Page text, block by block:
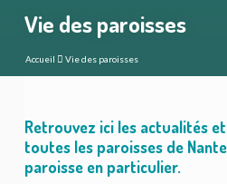
Vie des paroisses
Accueil Vie des paroisses
Vie
des
Retrouvez ici les actualités
toutes les paroisses de
paroisse en particulier.